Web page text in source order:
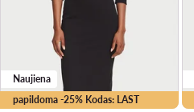
papildoma -25% Kodas: LAST
Naujiena